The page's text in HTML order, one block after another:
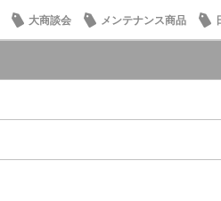
大商談会 メンテナンス商品